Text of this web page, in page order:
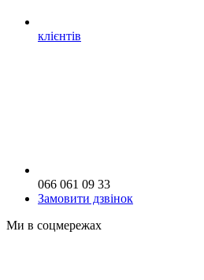
клієнтів
066 061 09 33
Замовити дзвінок
Ми в соцмережах